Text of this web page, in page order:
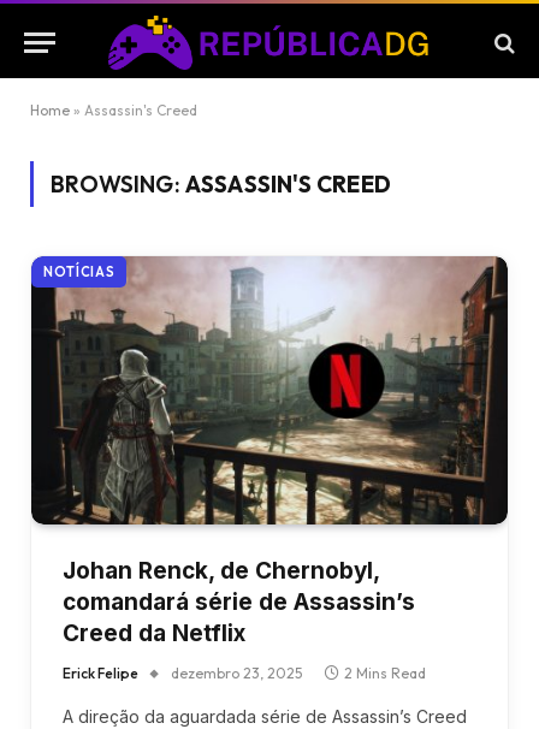
Home » Assassin's Creed
BROWSING: ASSASSIN'S CREED
NOTÍCIAS
Johan Renck, de Chernobyl,
comandará série de Assassin’s
Creed da Netflix
Erick Felipe dezembro 23, 2025 2 Mins Read
A direção da aguardada série de Assassin’s Creed